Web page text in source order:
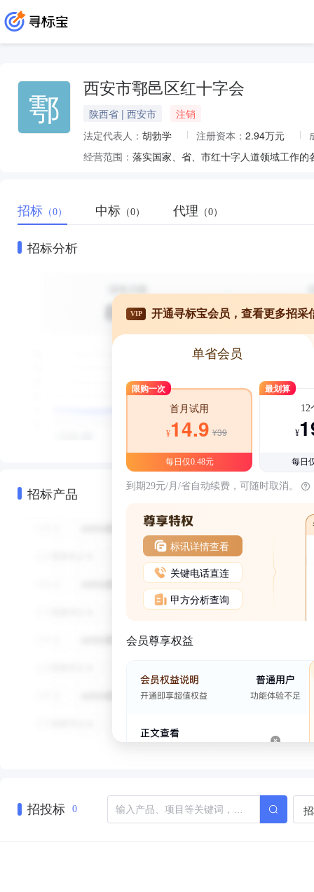
鄠 西安市鄠邑区红十字会
陕西省 | 西安市
注销
法定代表人： 胡勃学 注册资本： 2.94万元
经营范围：
招标 （0） 中标 （0） 代理 （0）
招标分析
招标产品
VIP 开通寻标宝会员，查看更多招采
单省会员
限购一次
首月试用
¥14.9 ¥39
每日仅0.48元
最划算
12
¥
每日
到期29元/月/省自动续费，可随时取消。
标讯详情查看
关键电话直连
甲方分析查询
会员尊享权益
招投标 0